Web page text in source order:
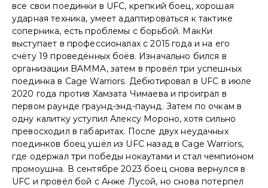
все свои поединки в UFC, крепкий боец, хорошая
ударная техника, умеет адаптироваться к тактике
соперника, есть проблемы с борьбой. МакКи
выступает в профессионалах с 2015 года и на его
счёту 19 проведённых боёв. Изначально бился в
организации BAMMA, затем в провёл три успешных
поединка в Cage Warriors. Дебютировал в UFC в июле
2020 года против Хамзата Чимаева и проиграл в
первом раунде граунд-энд-паунд. Затем по очкам в
одну калитку уступил Алексу Мороно, хотя сильно
превосходил в габаритах. После двух неудачных
поединков боец ушёл из UFC назад в Cage Warriors,
где одержал три победы нокаутами и стал чемпионом
промоушна. В сентябре 2023 боец снова вернулся в
UFC и провёл бой с Анже Лусой, но снова потерпел